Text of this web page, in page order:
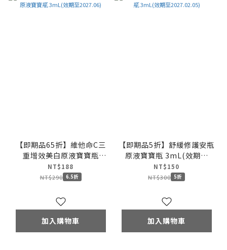
【即期品65折】維他命C三
重增效美白原液寶寶瓶
3mL(效期至2027.06)
NT$188
NT$290 6.5折
加入購物車
【即期品5折】舒緩修護安瓶
原液寶寶瓶 3mL(效期至
2027.02.05)
NT$150
NT$300 5折
加入購物車